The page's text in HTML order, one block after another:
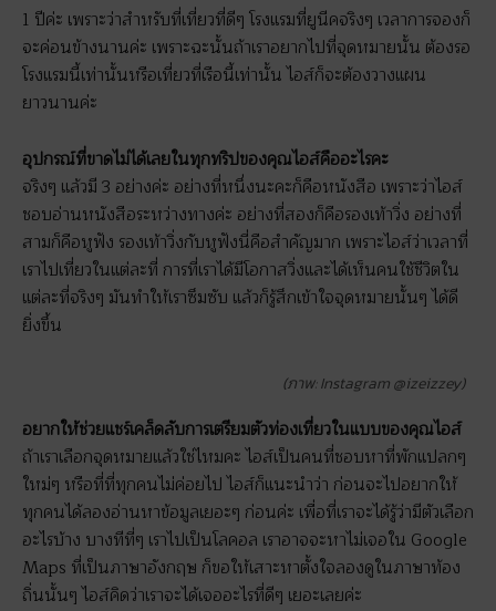
1 ปีค่ะ เพราะว่าสำหรับที่เที่ยวที่ดีๆ โรงแรมที่ยูนีคจริงๆ เวลาการจองก็
จะค่อนข้างนานค่ะ เพราะฉะนั้นถ้าเราอยากไปที่จุดหมายนั้น ต้องรอ
โรงแรมนี้เท่านั้นหรือเที่ยวที่เรือนี้เท่านั้น ไอส์ก็จะต้องวางแผน
ยาวนานค่ะ
อุปกรณ์ที่ขาดไม่ได้เลยในทุกทริปของคุณไอส์คืออะไรคะ
จริงๆ แล้วมี 3 อย่างค่ะ อย่างที่หนึ่งนะคะก็คือหนังสือ เพราะว่าไอส์
ชอบอ่านหนังสือระหว่างทางค่ะ อย่างที่สองก็คือรองเท้าวิ่ง อย่างที่
สามก็คือหูฟัง รองเท้าวิ่งกับหูฟังนี่คือสำคัญมาก เพราะไอส์ว่าเวลาที่
เราไปเที่ยวในแต่ละที่ การที่เราได้มีโอกาสวิ่งและได้เห็นคนใช้ชีวิตใน
แต่ละที่จริงๆ มันทำให้เราซึมซับ แล้วก็รู้สึกเข้าใจจุดหมายนั้นๆ ได้ดี
ยิ่งขึ้น
(ภาพ: Instagram @izeizzey)
อยากให้ช่วยแชร์เคล็ดลับการเตรียมตัวท่องเที่ยวในแบบของคุณไอส์
ถ้าเราเลือกจุดหมายแล้วใช่ไหมคะ ไอส์เป็นคนที่ชอบหาที่พักแปลกๆ
ใหม่ๆ หรือที่ที่ทุกคนไม่ค่อยไป ไอส์ก็แนะนำว่า ก่อนจะไปอยากให้
ทุกคนได้ลองอ่านหาข้อมูลเยอะๆ ก่อนค่ะ เพื่อที่เราจะได้รู้ว่ามีตัวเลือก
อะไรบ้าง บางทีที่ๆ เราไปเป็นโลคอล เราอาจจะหาไม่เจอใน Google
Maps ที่เป็นภาษาอังกฤษ ก็ขอให้เสาะหาตั้งใจลองดูในภาษาท้อง
ถิ่นนั้นๆ ไอส์คิดว่าเราจะได้เจออะไรที่ดีๆ เยอะเลยค่ะ